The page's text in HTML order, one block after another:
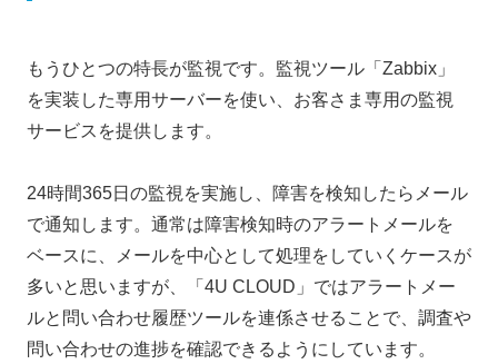
もうひとつの特長が監視です。監視ツール「Zabbix」
を実装した専用サーバーを使い、お客さま専用の監視
サービスを提供します。
24時間365日の監視を実施し、障害を検知したらメール
で通知します。通常は障害検知時のアラートメールを
ベースに、メールを中心として処理をしていくケースが
多いと思いますが、「4U CLOUD」ではアラートメー
ルと問い合わせ履歴ツールを連係させることで、調査や
問い合わせの進捗を確認できるようにしています。